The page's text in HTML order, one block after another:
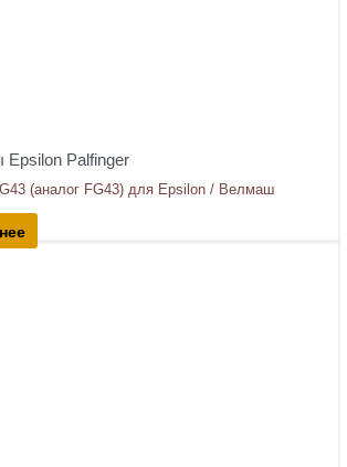
Epsilon Palfinger
(аналог FG43) для Epsilon / Велмаш